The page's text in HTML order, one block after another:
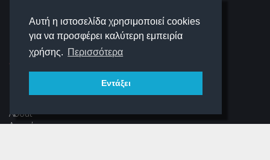
Αυτή η ιστοσελίδα χρησιμοποιεί cookies
για να προσφέρει καλύτερη εμπειρία
χρήσης. Περισσότερα
Εντάξει
SCHOOLIGANS
SCHOOLWAVE
ΠΛΟΉΓΗΣΗ
About
Αρχική